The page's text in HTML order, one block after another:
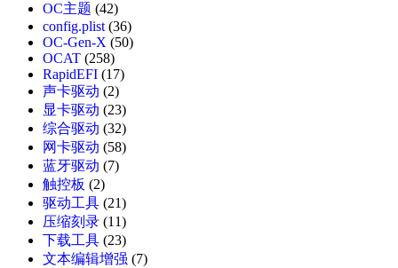
OC主题 (42)
config.plist(36)
OC-Gen-X (50)
OCAT (258)
RapidEFI (17)
声卡驱动 (2)
显卡驱动 (23)
综合驱动 (32)
网卡驱动 (58)
蓝牙驱动 (7)
触控板 (2)
驱动工具 (21)
压缩刻录 (11)
下载工具 (23)
文本编辑增强 (7)